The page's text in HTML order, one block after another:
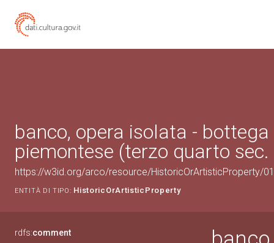
banco, opera isolata - bottega
piemontese (terzo quarto sec.
https://w3id.org/arco/resource/HistoricOrArtisticProperty/
ENTITÀ DI TIPO: HistoricOrArtisticProperty
rdfs:comment